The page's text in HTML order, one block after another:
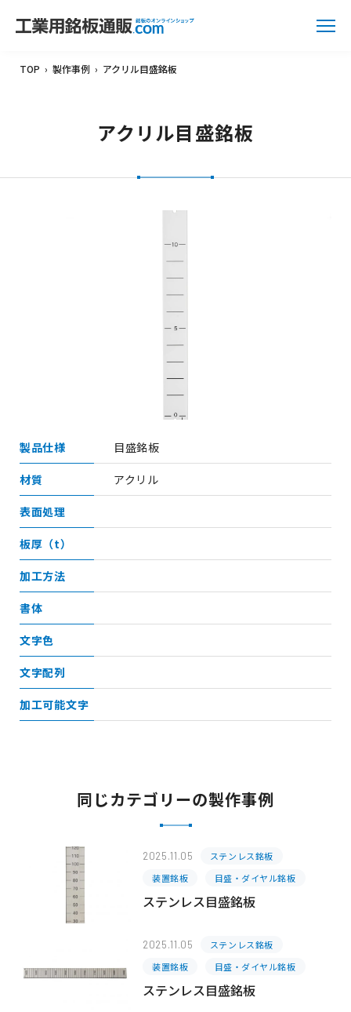
TOP › 製作事例 › アクリル目盛銘板
アクリル目盛銘板
製品仕様 目盛銘板
材質 アクリル
表面処理
板厚（t）
加工方法
書体
文字色
文字配列
加工可能文字
同じカテゴリーの製作事例
2025.11.05
ステンレス銘板
装置銘板
目盛・ダイヤル銘板
ステンレス目盛銘板
2025.11.05
ステンレス銘板
装置銘板
目盛・ダイヤル銘板
ステンレス目盛銘板